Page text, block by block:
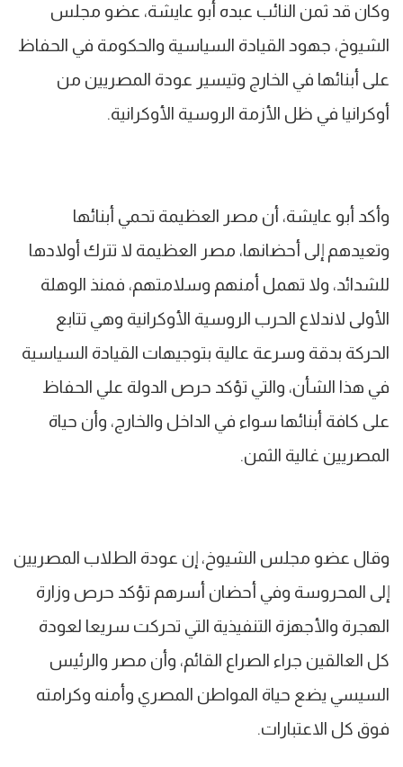
وكان قد ثمن النائب عبده أبو عايشة، عضو مجلس
الشيوخ، جهود القيادة السياسية والحكومة في الحفاظ
على أبنائها في الخارج وتيسير عودة المصريين من
أوكرانيا في ظل الأزمة الروسية الأوكرانية.
وأكد أبو عايشة، أن مصر العظيمة تحمي أبنائها
وتعيدهم إلى أحضانها، مصر العظيمة لا تترك أولادها
للشدائد، ولا تهمل أمنهم وسلامتهم، فمنذ الوهلة
الأولى لاندلاع الحرب الروسية الأوكرانية وهي تتابع
الحركة بدقة وسرعة عالية بتوجيهات القيادة السياسية
في هذا الشأن، والتي تؤكد حرص الدولة علي الحفاظ
على كافة أبنائها سواء في الداخل والخارج، وأن حياة
المصريين غالية الثمن.
وقال عضو مجلس الشيوخ، إن عودة الطلاب المصريين
إلى المحروسة وفي أحضان أسرهم تؤكد حرص وزارة
الهجرة والأجهزة التنفيذية التي تحركت سريعا لعودة
كل العالقين جراء الصراع القائم، وأن مصر والرئيس
السيسي يضع حياة المواطن المصري وأمنه وكرامته
فوق كل الاعتبارات.